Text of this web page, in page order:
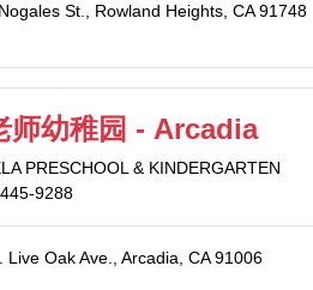
St., Rowland Heights, CA 91748
师幼稚园 - Arcadia
PRESCHOOL & KINDERGARTEN
9288
Live Oak Ave., Arcadia, CA 91006